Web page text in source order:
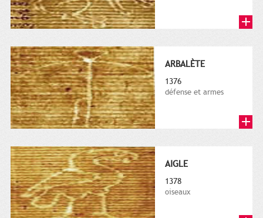
ARBALÈTE
1376
défense et armes
AIGLE
1378
oiseaux